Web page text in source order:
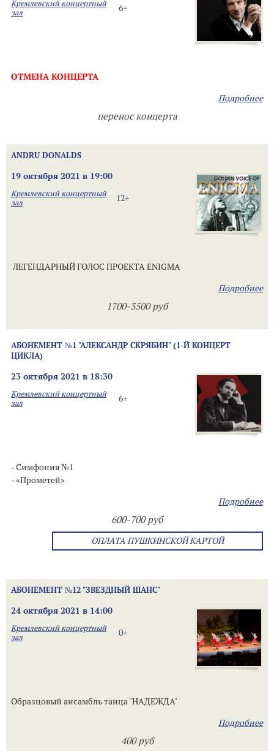
6+
Кремлевский концертный
зал
ОТМЕНА КОНЦЕРТА
Подробнее
перенос концерта
ANDRU DONALDS
19 октября 2021 в 19:00
12+
Кремлевский концертный
зал
ЛЕГЕНДАРНЫЙ ГОЛОС ПРОЕКТА ENIGMA
Подробнее
1700-3500 руб
АБОНЕМЕНТ №1 "АЛЕКСАНДР СКРЯБИН" (1-Й КОНЦЕРТ
ЦИКЛА)
23 октября 2021 в 18:30
6+
Кремлевский концертный
зал
- Симфония №1
- «Прометей»
Подробнее
600-700 руб
ОПЛАТА ПУШКИНСКОЙ КАРТОЙ
АБОНЕМЕНТ №12 "ЗВЕЗДНЫЙ ШАНС"
24 октября 2021 в 14:00
0+
Кремлевский концертный
зал
Образцовый ансамбль танца "НАДЕЖДА"
Подробнее
400 руб